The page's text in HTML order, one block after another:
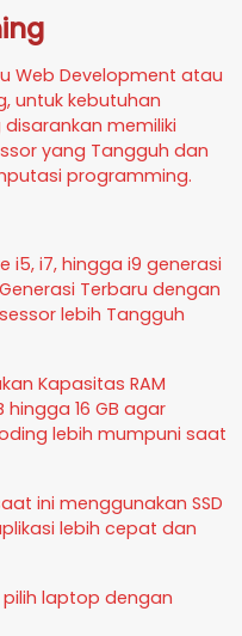
Web Development atau
untuk kebutuhan
memiliki
yang Tangguh dan
programming.
i5, i7, hingga i9 generasi
Terbaru dengan
lebih Tangguh
Kapasitas RAM
16 GB agar
lebih mumpuni saat
ini menggunakan SSD
lebih cepat dan
laptop dengan